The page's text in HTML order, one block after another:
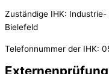
Zuständige IHK:
Bielefeld
Telefonnummer der IHK:
Externenprüfung